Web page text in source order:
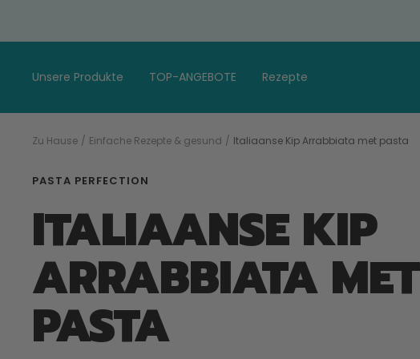
Unsere Produkte TOP-ANGEBOTE Rezepte
Zu Hause Einfache Rezepte & gesund Italiaanse Kip Arrabbiata met pasta
PASTA PERFECTION
ITALIAANSE KIP
ARRABBIATA MET
PASTA